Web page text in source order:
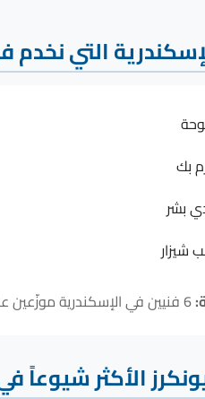
التي نخدم
بك
بشر
شيزار
الأكثر شيوعاً